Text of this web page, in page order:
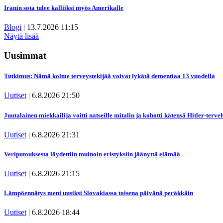
Iranin sota tulee kalliiksi myös Amerikalle
Blogi | 13.7.2026 11:15
Näytä lisää
Uusimmat
Tutkimus: Nämä kolme terveystekijää voivat lykätä dementiaa 13 vuodella
Uutiset | 6.8.2026 21:50
Juutalainen miekkailija voitti natseille mitalin ja kohotti kätensä Hitler-
Uutiset | 6.8.2026 21:31
Veriputouksesta löydettiin muinoin eristyksiin jäänyttä elämää
Uutiset | 6.8.2026 21:15
Lämpöennätys meni uusiksi Slovakiassa toisena päivänä peräkkäin
Uutiset | 6.8.2026 18:44